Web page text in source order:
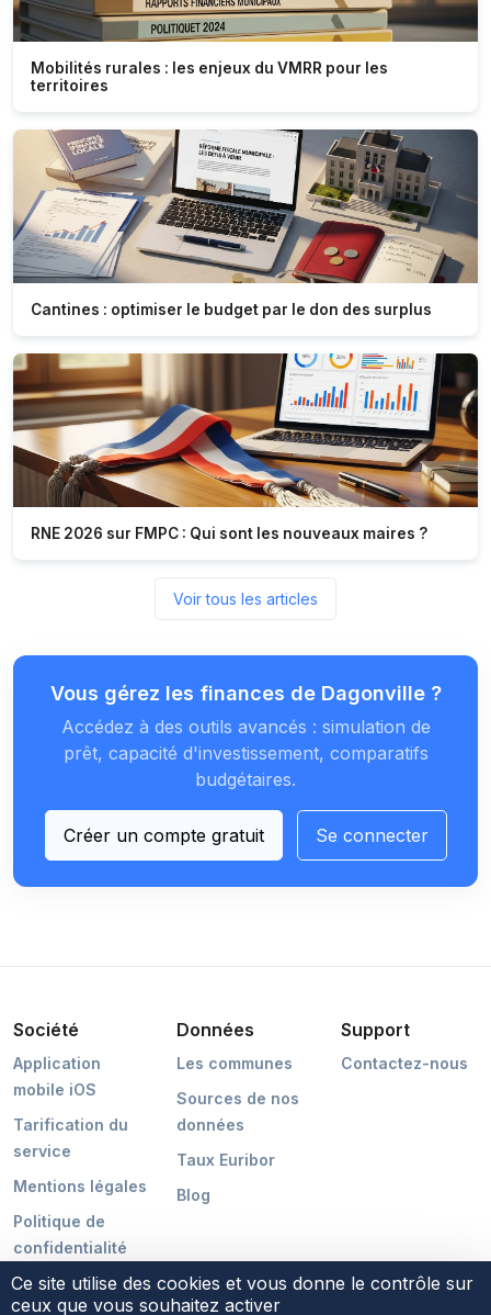
Mobilités rurales : les enjeux du VMRR pour les
territoires
Cantines : optimiser le budget par le don des surplus
RNE 2026 sur FMPC : Qui sont les nouveaux maires ?
Voir tous les articles
Vous gérez les finances de Dagonville ?
Accédez à des outils avancés : simulation de
prêt, capacité d'investissement, comparatifs
budgétaires.
Créer un compte gratuit Se connecter
Société
Application
mobile iOS
Tarification du
service
Mentions légales
Politique de
confidentialité
Données
Les communes
Sources de nos
données
Taux Euribor
Blog
Support
Contactez-nous
Ce site utilise des cookies et vous donne le contrôle sur
ceux que vous souhaitez activer